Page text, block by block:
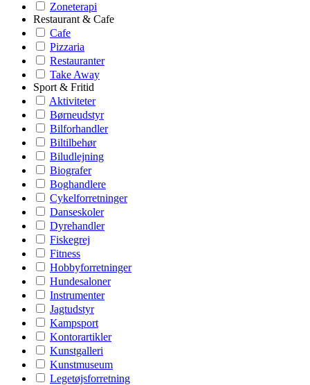
Zoneterapi
Restaurant & Cafe
Cafe
Pizzaria
Restauranter
Take Away
Sport & Fritid
Aktiviteter
Børneudstyr
Bilforhandler
Biltilbehør
Biludlejning
Biografer
Boghandlere
Cykelforretninger
Danseskoler
Dyrehandler
Fiskegrej
Fitness
Hobbyforretninger
Hundesaloner
Instrumenter
Jagtudstyr
Kampsport
Kontorartikler
Kunstgalleri
Kunstmuseum
Legetøjsforretning